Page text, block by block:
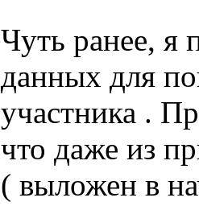
Чуть ранее, я
данных для
участника .
что даже из
( выложен в